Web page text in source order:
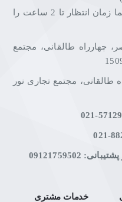
(به علت حجم بالای سفارشات، حتما زمان انتظار تا 2 ساعت را
چهارراه طالقانی، مجتمع
طالقانی، مجتمع تجاری نور
خدمات مشتری